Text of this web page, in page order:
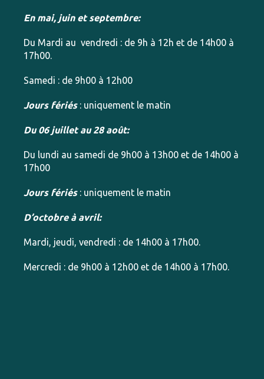
En mai, juin et septembre:
Du Mardi au vendredi : de 9h à 12h et de 14h00 à
17h00.
Samedi : de 9h00 à 12h00
Jours fériés: uniquement le matin
Du 06 juillet au 28 août:
Du lundi au samedi de 9h00 à 13h00 et de 14h00 à
17h00
Jours fériés: uniquement le matin
D’octobre à avril:
Mardi, jeudi, vendredi : de 14h00 à 17h00.
Mercredi : de 9h00 à 12h00 et de 14h00 à 17h00.